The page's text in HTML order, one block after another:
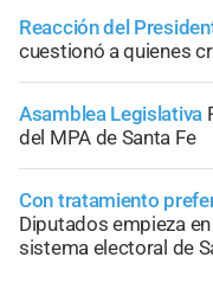
Reacción del
cuestionó a quienes
Asamblea Legislativa
del MPA de Santa Fe
Con tratamiento
Diputados empieza
sistema electoral de